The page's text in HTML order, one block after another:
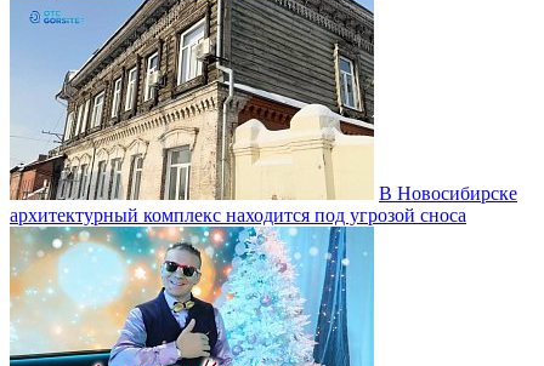
В Новосибирске
архитектурный комплекс находится под угрозой сноса